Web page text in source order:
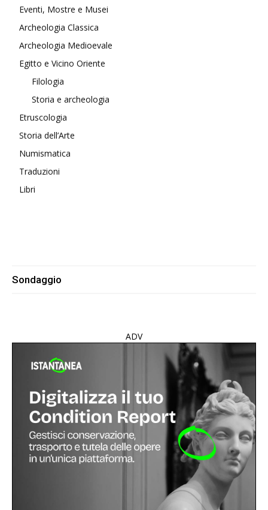
Eventi, Mostre e Musei
Archeologia Classica
Archeologia Medioevale
Egitto e Vicino Oriente
Filologia
Storia e archeologia
Etruscologia
Storia dell’Arte
Numismatica
Traduzioni
Libri
Sondaggio
ADV